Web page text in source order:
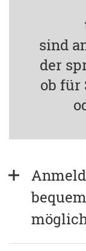
sind
der
ob für